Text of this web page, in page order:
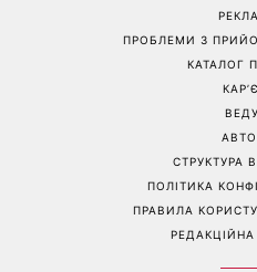
ПРОБЛЕМИ З
КАТАЛОГ
СТРУКТУРА
ПОЛІТИКА
ПРАВИЛА